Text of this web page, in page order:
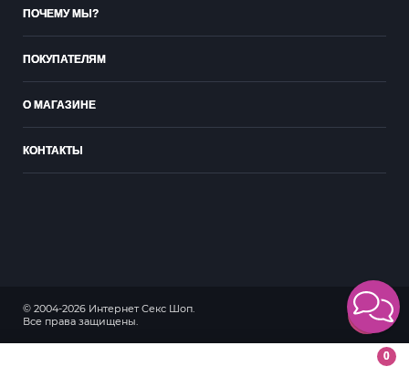
0
ПОЧЕМУ МЫ?
ПОКУПАТЕЛЯМ
О МАГАЗИНЕ
КОНТАКТЫ
© 2004-2026 Интернет Секс Шоп.
Все права защищены.
18+